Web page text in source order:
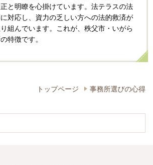
と明瞭を心掛けています。法テラスの法
対応し
、資力の乏しい方への法的救済が
組んでいます。これが、秩父市・いがら
特徴です。
トップページ 事務所選びの心得